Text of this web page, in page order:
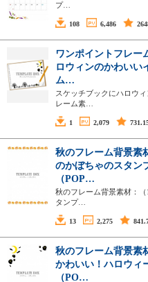
プ…
108 6,486
ワンポイントフレー
ロウィンのかわいい
ム…
スケッチブックにハロウ
レーム素…
1 2,079
秋のフレーム背景素
のかぼちゃのスタン
（POP…
秋のフレーム背景素材：
タンプ…
13 2,275
秋のフレーム背景素
かわいい！ハロウィ
（PO…